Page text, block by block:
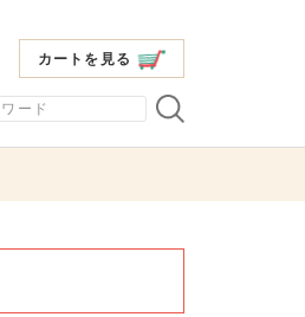
カートを見る